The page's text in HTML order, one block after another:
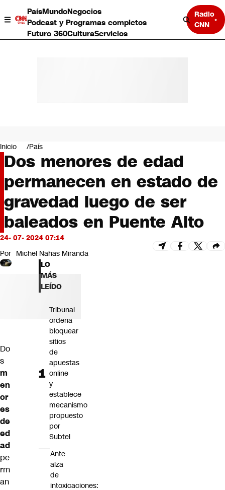
PaísMundoNegocios
Podcast y Programas completos
Futuro 360CulturaServicios
Radio
CNN
Negocios
Deportes
Programas completos
Cultura
Servicios
Bits
CNN Data
CNN tiempo
Futuro 360
Inicio País
Dos menores de edad
permanecen en estado de
gravedad luego de ser
baleados en Puente Alto
24- 07- 2024 07:14
Por Michel Nahas Miranda
Do
s
m
en
or
es
de
ed
ad
pe
rm
an
LO
MÁS
LEÍDO
Tribunal
ordena
bloquear
sitios
de
apuestas
online
y
establece
mecanismo
propuesto
por
Subtel
Ante
alza
de
intoxicaciones: